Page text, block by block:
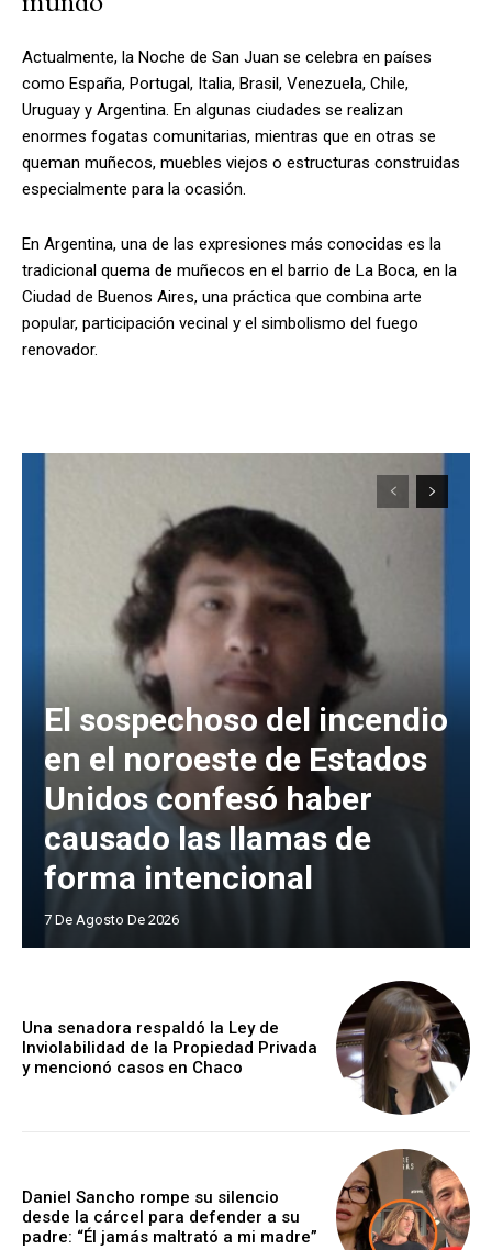
Actualmente, la Noche de San Juan se celebra en países
como España, Portugal, Italia, Brasil, Venezuela, Chile,
Uruguay y Argentina. En algunas ciudades se realizan
enormes fogatas comunitarias, mientras que en otras se
queman muñecos, muebles viejos o estructuras construidas
especialmente para la ocasión.
En Argentina, una de las expresiones más conocidas es la
tradicional quema de muñecos en el barrio de La Boca, en la
Ciudad de Buenos Aires, una práctica que combina arte
popular, participación vecinal y el simbolismo del fuego
renovador.
El sospechoso del incendio
en el noroeste de Estados
Unidos confesó haber
causado las llamas de
forma intencional
7 De Agosto De 2026
Una senadora respaldó la Ley de
Inviolabilidad de la Propiedad Privada
y mencionó casos en Chaco
Daniel Sancho rompe su silencio
desde la cárcel para defender a su
padre: “Él jamás maltrató a mi madre”